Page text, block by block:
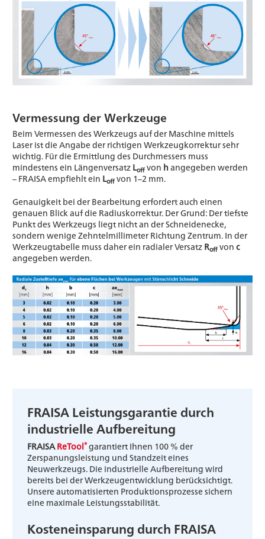
Vermessung der Werkzeuge
Beim Vermessen des Werkzeugs auf der Maschine mittels
Laser ist die Angabe der richtigen Werkzeugkorrektur sehr
wichtig. Für die Ermittlung des Durchmessers muss
mindestens ein Längenversatz Loff von hangegeben werden
– FRAISA empfiehlt ein Loff von 1–2 mm.
Genauigkeit bei der Bearbeitung erfordert auch einen
genauen Blick auf die Radiuskorrektur. Der Grund: Der tiefste
Punkt des Werkzeugs liegt nicht an der Schneidenecke,
sondern wenige Zehntelmillimeter Richtung Zentrum. In der
Werkzeugtabelle muss daher ein radialer Versatz Roff von c
angegeben werden.
FRAISA Leistungsgarantie durch
industrielle Aufbereitung
FRAISA ReTool® garantiert Ihnen 100 % der
Zerspanungsleistung und Standzeit eines
Neuwerkzeugs. Die industrielle Aufbereitung wird
bereits bei der Werkzeugentwicklung berücksichtigt.
Unsere automatisierten Produktionsprozesse sichern
eine maximale Leistungsstabilität.
Kosteneinsparung durch FRAISA